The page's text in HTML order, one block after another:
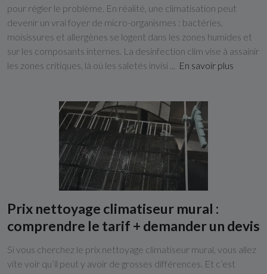
pour régler le problème. En réalité, une climatisation peut
devenir un vrai foyer de micro-organismes : bactéries,
moisissures et allergènes se logent dans les zones humides et
sur les composants internes. La desinfection clim vise à assainir
les zones critiques, là où les saletés invisi ...
En savoir plus
Prix nettoyage climatiseur mural :
comprendre le tarif + demander un devis
Si vous cherchez le prix nettoyage climatiseur mural, vous allez
vite voir qu’il peut y avoir de grosses différences. Et c’est